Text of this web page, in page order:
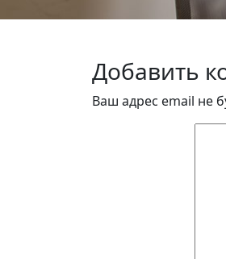
Добавить
Ваш адрес email не